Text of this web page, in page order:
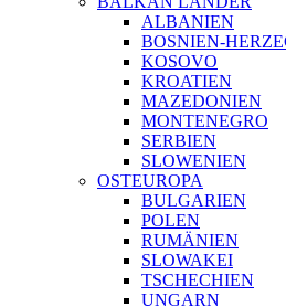
ALBANIEN
BOSNIEN-
KOSOVO
KROATIEN
MAZEDONIEN
MONTENEGRO
SERBIEN
SLOWENIEN
OSTEUROPA
BULGARIEN
POLEN
RUMÄNIEN
SLOWAKEI
TSCHECHIEN
UNGARN